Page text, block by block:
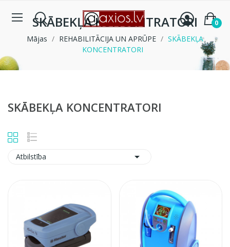
0
SKĀBEKĻA KONCENTRATORI
Mājas REHABILITĀCIJA UN APRŪPE
SKĀBEKĻA
KONCENTRATORI
SKĀBEKĻA KONCENTRATORI
Atbilstība 